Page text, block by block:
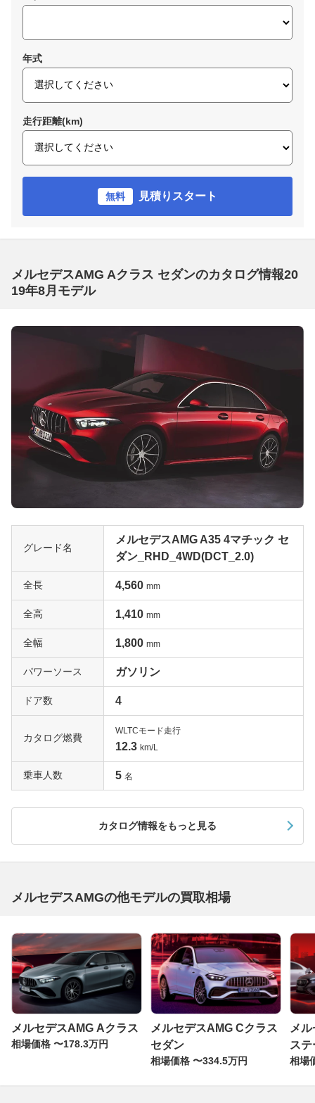
年式
走行距離(km)
無料 見積りスタート
メルセデスAMG Aクラス セダンのカタログ情報20
19年8月モデル
グレード名
メルセデスAMG A35 4マチック セ
ダン_RHD_4WD(DCT_2.0)
全長 4,560 mm
全高 1,410 mm
全幅 1,800 mm
パワーソース ガソリン
ドア数 4
カタログ燃費
WLTCモード走行
12.3 km/L
乗車人数 5 名
カタログ情報をもっと見る
メルセデスAMGの他モデルの買取相場
メルセデスAMG Aクラス
相場価格 〜178.3万円
メルセデスAMG Cクラス
セダン
相場価格 〜334.5万円
メ
ス
相場